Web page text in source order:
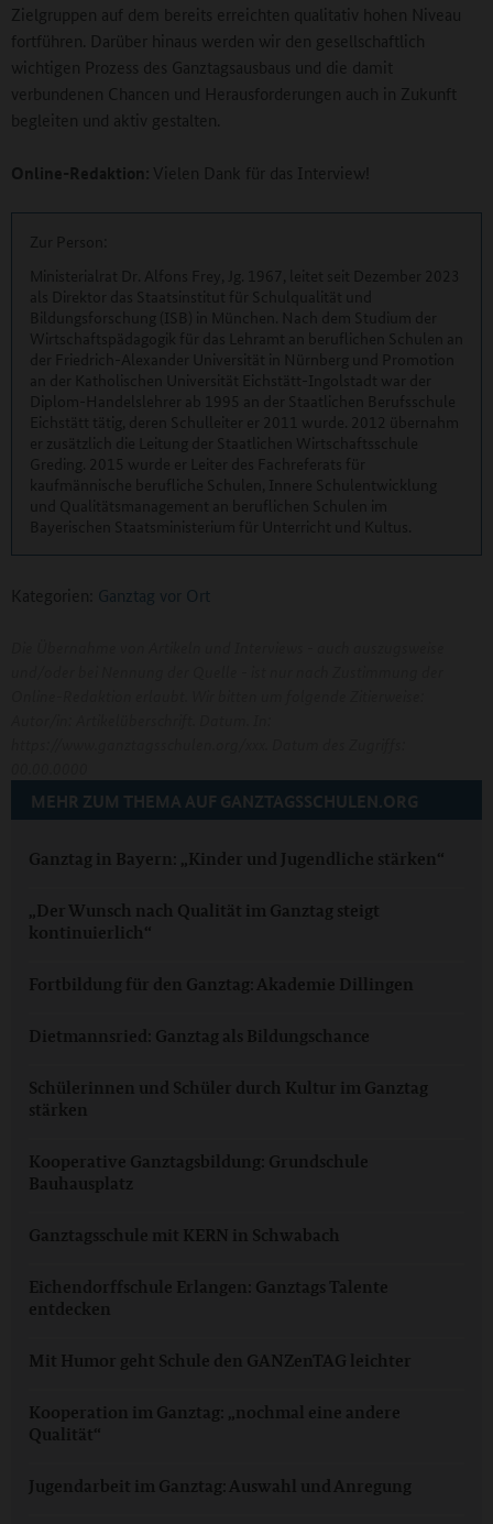
Zielgruppen auf dem bereits erreichten qualitativ hohen Niveau
fortführen. Darüber hinaus werden wir den gesellschaftlich
wichtigen Prozess des Ganztagsausbaus und die damit
verbundenen Chancen und Herausforderungen auch in Zukunft
begleiten und aktiv gestalten.
Online-Redaktion: Vielen Dank für das Interview!
Kategorien: Ganztag vor Ort
MEHR ZUM THEMA AUF GANZTAGSSCHULEN.ORG
Ganztag in Bayern: „Kinder und Jugendliche stärken“
„Der Wunsch nach Qualität im Ganztag steigt
kontinuierlich“
Fortbildung für den Ganztag: Akademie Dillingen
Dietmannsried: Ganztag als Bildungschance
Schülerinnen und Schüler durch Kultur im Ganztag
stärken
Kooperative Ganztagsbildung: Grundschule
Bauhausplatz
Ganztagsschule mit KERN in Schwabach
Eichendorffschule Erlangen: Ganztags Talente
entdecken
Mit Humor geht Schule den GANZenTAG leichter
Kooperation im Ganztag: „nochmal eine andere
Qualität“
Jugendarbeit im Ganztag: Auswahl und Anregung